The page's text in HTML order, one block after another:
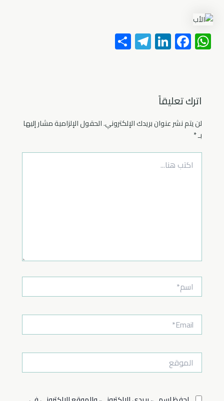
W
h
s
A
p
p
F
ac
b
o
ok
Li
nk
Te
le
اترك تعليقاً
لن يتم نشر عنوان بريدك الإلكتروني.الحقول الإلزامية مشار إليها
بـ*
اكتب
هنا...
اسم*
Email*
الموقع